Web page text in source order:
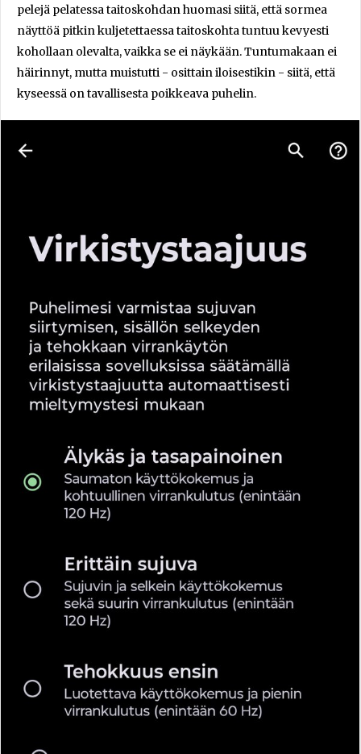
pelejä pelatessa taitoskohdan huomasi siitä, että sormea
näyttöä pitkin kuljetettaessa taitoskohta tuntuu kevyesti
kohollaan olevalta, vaikka se ei näykään. Tuntumakaan ei
häirinnyt, mutta muistutti - osittain iloisestikin - siitä, että
kyseessä on tavallisesta poikkeava puhelin.